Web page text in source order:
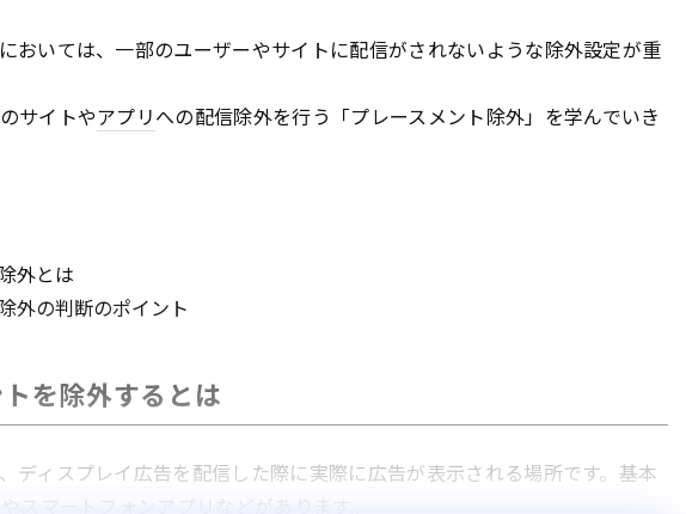
においては、一部のユーザーやサイトに配信がされないような除外設定が重
サイトやアプリへの配信除外を行う「プレースメント除外」を学んでいき
外とは
外の判断のポイント
を除外するとは
ディスプレイ広告を配信した際に実際に広告が表示される場所です。基本